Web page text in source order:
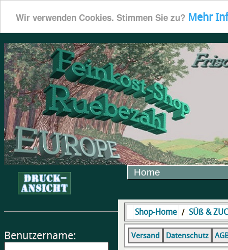
Wir verwenden Cookies. Stimmen Sie zu? Mehr
Home
Benutzername:
Shop-Home / SÜß &
Versand Datenschutz